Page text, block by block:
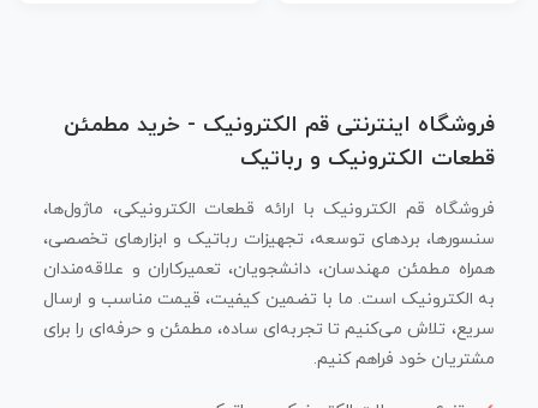
فروشگاه اینترنتی قم الکترونیک - خرید مطمئن
قطعات الکترونیک و رباتیک
فروشگاه قم الکترونیک با ارائه قطعات الکترونیکی، ماژول‌ها،
سنسورها، بردهای توسعه، تجهیزات رباتیک و ابزارهای تخصصی،
همراه مطمئن مهندسان، دانشجویان، تعمیرکاران و علاقه‌مندان
به الکترونیک است. ما با تضمین کیفیت، قیمت مناسب و ارسال
سریع، تلاش می‌کنیم تا تجربه‌ای ساده، مطمئن و حرفه‌ای را برای
مشتریان خود فراهم کنیم.